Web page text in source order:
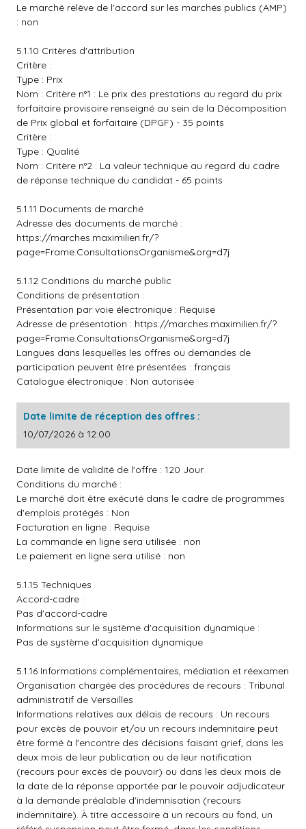
Le marché relève de l'accord sur les marchés publics (AMP)
: non
5.1.10 Critères d'attribution
Critère :
Type : Prix
Nom : Critère n°1 : Le prix des prestations au regard du prix
forfaitaire provisoire renseigné au sein de la Décomposition
de Prix global et forfaitaire (DPGF) - 35 points
Critère :
Type : Qualité
Nom : Critère n°2 : La valeur technique au regard du cadre
de réponse technique du candidat - 65 points
5.1.11 Documents de marché
Adresse des documents de marché :
https://marches.maximilien.fr/?
page=Frame.ConsultationsOrganisme&org=d7j
5.1.12 Conditions du marché public
Conditions de présentation :
Présentation par voie électronique : Requise
Adresse de présentation : https://marches.maximilien.fr/?
page=Frame.ConsultationsOrganisme&org=d7j
Langues dans lesquelles les offres ou demandes de
participation peuvent être présentées : français
Catalogue électronique : Non autorisée
Date limite de réception des offres :
10/07/2026 à 12:00
Date limite de validité de l'offre : 120 Jour
Conditions du marché :
Le marché doit être exécuté dans le cadre de programmes
d'emplois protégés : Non
Facturation en ligne : Requise
La commande en ligne sera utilisée : non
Le paiement en ligne sera utilisé : non
5.1.15 Techniques
Accord-cadre :
Pas d'accord-cadre
Informations sur le système d'acquisition dynamique :
Pas de système d'acquisition dynamique
5.1.16 Informations complémentaires, médiation et réexamen
Organisation chargée des procédures de recours : Tribunal
administratif de Versailles
Informations relatives aux délais de recours : Un recours
pour excès de pouvoir et/ou un recours indemnitaire peut
être formé à l'encontre des décisions faisant grief, dans les
deux mois de leur publication ou de leur notification
(recours pour excès de pouvoir) ou dans les deux mois de
la date de la réponse apportée par le pouvoir adjudicateur
à la demande préalable d'indemnisation (recours
indemnitaire). À titre accessoire à un recours au fond, un